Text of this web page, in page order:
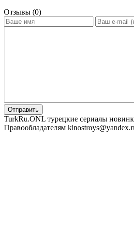
Отзывы (0)
Отправить
TurkRu.ONL турецкие сериалы
Правообладателям